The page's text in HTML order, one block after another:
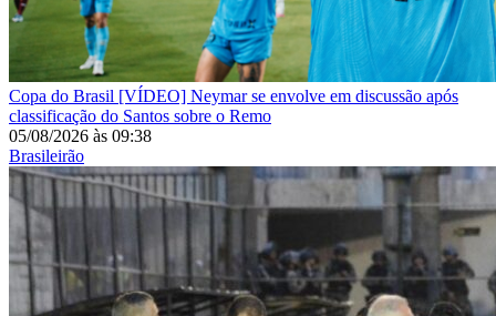
Copa do Brasil [VÍDEO] Neymar se envolve em discussão após
classificação do Santos sobre o Remo
05/08/2026 às 09:38
Brasileirão